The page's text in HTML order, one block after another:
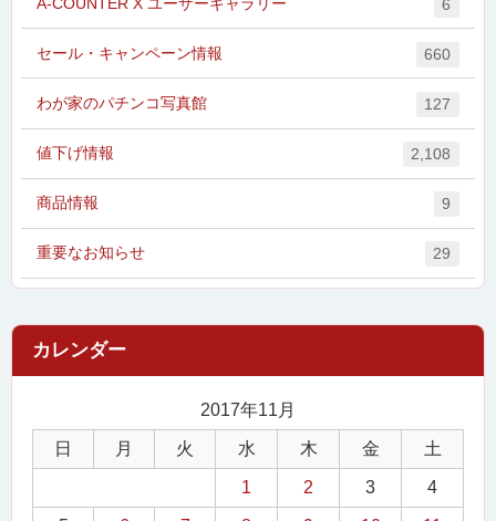
6
セール・キャンペーン情報 660
わが家のパチンコ写真館 127
値下げ情報 2,108
商品情報 9
重要なお知らせ 29
2017年11月
日 月 火 水 木 金 土
1 2 3 4